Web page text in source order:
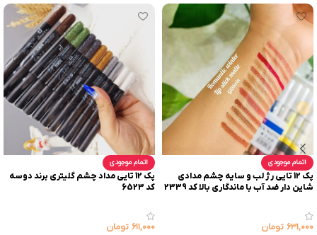
اتمام موجودی
پک 12 تایی رژ لب و سایه چشم مدادی
شاین دار ضد آب با ماندگاری بالا کد 2339
۶۳۱,۰۰۰ تومان
اتمام موجودی
پک 12 تایی مداد چشم گلیتری برند دوسه
کد 6523
۶۱۱,۰۰۰ تومان